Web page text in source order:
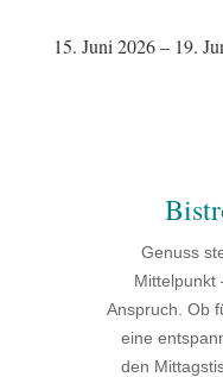
15. Juni 2026 – 19.
Genuss
Mittelpunkt
Anspruch. Ob
eine
den